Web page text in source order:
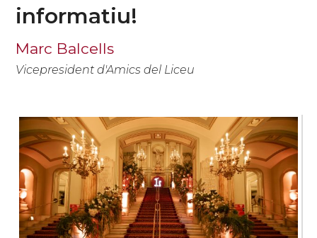
informatiu!
Marc Balcells
Vicepresident d'Amics del Liceu